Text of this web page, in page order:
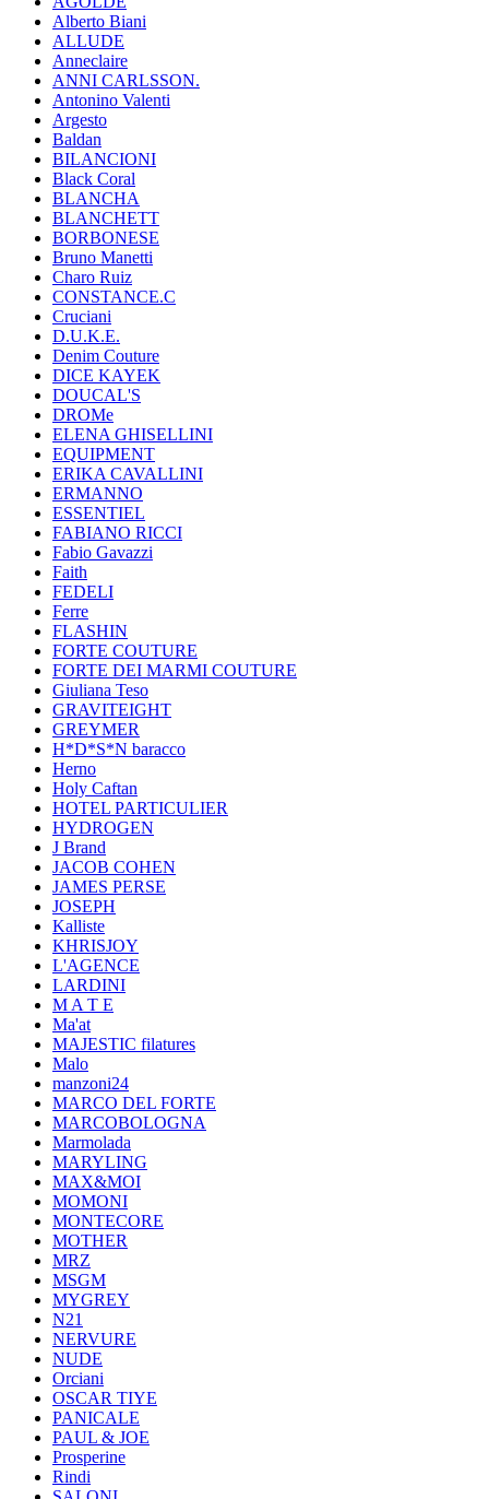
Alberto Biani
ALLUDE
Anneclaire
ANNI CARLSSON.
Antonino Valenti
Argesto
Baldan
BILANCIONI
Black Coral
BLANCHA
BLANCHETT
BORBONESE
Bruno Manetti
Charo Ruiz
CONSTANCE.C
Cruciani
D.U.K.E.
Denim Couture
DICE KAYEK
DOUCAL'S
DROMe
ELENA GHISELLINI
EQUIPMENT
ERIKA CAVALLINI
ERMANNO
ESSENTIEL
FABIANO RICCI
Fabio Gavazzi
Faith
FEDELI
Ferre
FLASHIN
FORTE COUTURE
FORTE DEI MARMI COUTURE
Giuliana Teso
GRAVITEIGHT
GREYMER
H*D*S*N baracco
Herno
Holy Caftan
HOTEL PARTICULIER
HYDROGEN
J Brand
JACOB COHEN
JAMES PERSE
JOSEPH
Kalliste
KHRISJOY
L'AGENCE
LARDINI
M A T E
Ma'at
MAJESTIC filatures
Malo
manzoni24
MARCO DEL FORTE
MARCOBOLOGNA
Marmolada
MARYLING
MAX&MOI
MOMONI
MONTECORE
MOTHER
MRZ
MSGM
MYGREY
N21
NERVURE
NUDE
Orciani
OSCAR TIYE
PANICALE
PAUL & JOE
Prosperine
Rindi